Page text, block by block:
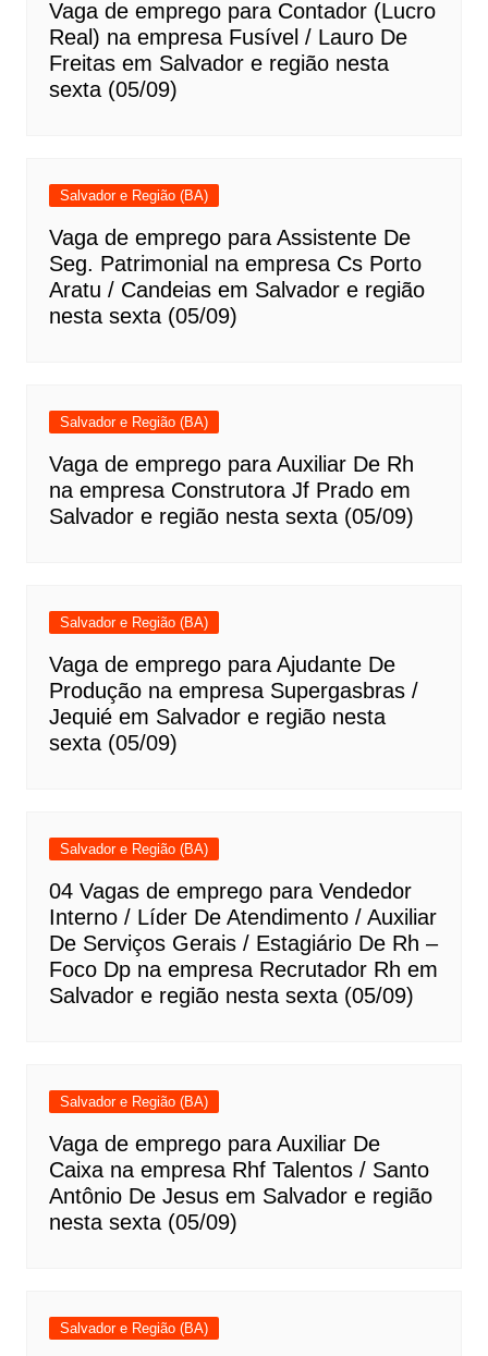
Vaga de emprego para Contador (Lucro
Real) na empresa Fusível / Lauro De
Freitas em Salvador e região nesta
sexta (05/09)
Salvador e Região (BA)
Vaga de emprego para Assistente De
Seg. Patrimonial na empresa Cs Porto
Aratu / Candeias em Salvador e região
nesta sexta (05/09)
Salvador e Região (BA)
Vaga de emprego para Auxiliar De Rh
na empresa Construtora Jf Prado em
Salvador e região nesta sexta (05/09)
Salvador e Região (BA)
Vaga de emprego para Ajudante De
Produção na empresa Supergasbras /
Jequié em Salvador e região nesta
sexta (05/09)
Salvador e Região (BA)
04 Vagas de emprego para Vendedor
Interno / Líder De Atendimento / Auxiliar
De Serviços Gerais / Estagiário De Rh –
Foco Dp na empresa Recrutador Rh em
Salvador e região nesta sexta (05/09)
Salvador e Região (BA)
Vaga de emprego para Auxiliar De
Caixa na empresa Rhf Talentos / Santo
Antônio De Jesus em Salvador e região
nesta sexta (05/09)
Salvador e Região (BA)